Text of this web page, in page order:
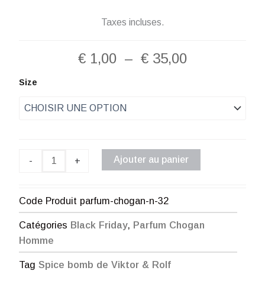
Taxes incluses.
€ 1,00 – € 35,00Plage
à
€ 35,00
Size
-
quantité
Chogan
+ Ajouter au panier
Code Produit parfum-chogan-n-32
Catégories Black Friday, Parfum Chogan
Homme
Tag Spice bomb de Viktor & Rolf